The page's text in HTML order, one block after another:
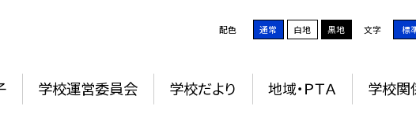
配色 通常 白地 黒地 文字 標
学校運営委員会 学校だより 地域・ＰＴＡ 学校関